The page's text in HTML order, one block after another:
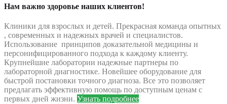
Нам важно здоровье наших клиентов!
Клиники для взрослых и детей. Прекрасная команда опытных
, современных и надежных врачей и специалистов.
Использование принципов доказательной медицины и
персонифицированного подхода к каждому клиенту.
Крупнейшие лаборатории надежные партнеры по
лабораторной диагностике. Новейшее оборудование для
быстрой постановки точного диагноза. Все это позволяет
предлагать эффективную помощь по доступным ценам с
первых дней жизни. Узнать подробнее